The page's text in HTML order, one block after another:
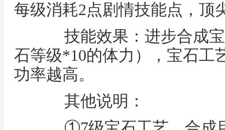
每级消耗2点剧情技能点，顶
技能效果：进步合成宝
石等级*10的体力），宝石工
功率越高。
其他说明：